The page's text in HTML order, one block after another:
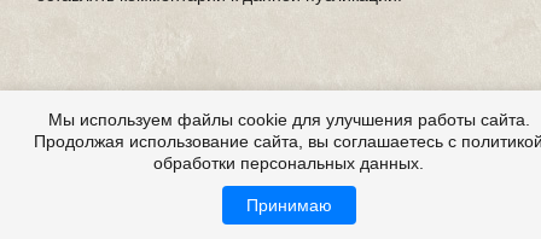
Мы используем файлы cookie для улучшения работы сайта.
Продолжая использование сайта, вы соглашаетесь с
обработки персональных данных.
Принимаю